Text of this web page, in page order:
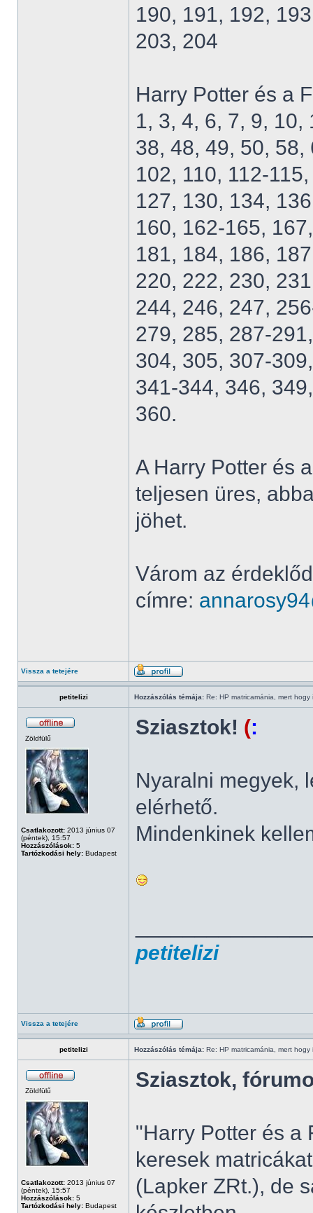
190, 191, 192,
203, 204
Harry Potter és a
1, 3, 4, 6, 7, 9,
38, 48, 49, 50,
102, 110, 112-
127, 130, 134,
160, 162-165,
181, 184, 186,
220, 222, 230,
244, 246, 247,
279, 285, 287-
304, 305, 307-
341-344, 346,
360.
A Harry Potter és
teljesen üres,
jöhet.
Várom az
címre:
Vissza a tetejére
petitelizi Hozzászólás témája: Re: HP matricamánia, mert hogy
Zöldfülű
Csatlakozott: 2013 június 07
(péntek), 15:57
Hozzászólások: 5
Tartózkodási hely: Budapest
Sziasztok! (:
Nyaralni megyek,
elérhető.
Mindenkinek
petitelizi
Vissza a tetejére
petitelizi Hozzászólás témája: Re: HP matricamánia, mert hogy
Zöldfülű
Csatlakozott: 2013 június 07
(péntek), 15:57
Hozzászólások: 5
Tartózkodási hely: Budapest
Sziasztok,
"Harry Potter és a
keresek
(Lapker ZRt.), de